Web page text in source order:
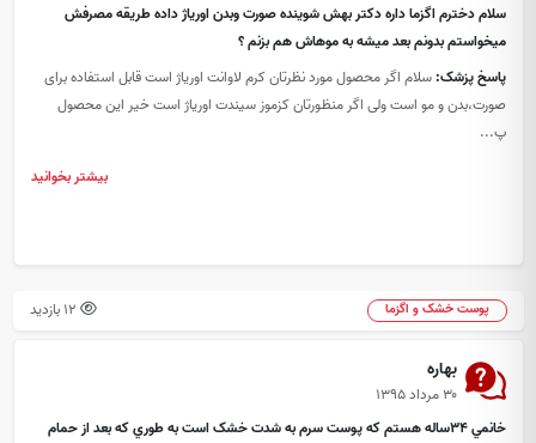
سلام دخترم اگزما داره دکتر بهش شوینده صورت وبدن اوریاژ داده طریقه مصرفش
میخواستم بدونم بعد میشه به موهاش هم بزنم ؟
پاسخ پزشک: سلام اگر محصول مورد نظرتان کرم لاوانت اوریاژ است قابل استفاده برای
صورت،بدن و مو است ولی اگر منظورتان کزموز سیندت اوریاژ است خیر این محصول
پ...
بیشتر بخوانید
پوست خشک و اگزما
بهاره
۳۰ مرداد ۱۳۹۵
خانمي 34ساله هستم که پوست سرم به شدت خشک است به طوري که بعد از حمام